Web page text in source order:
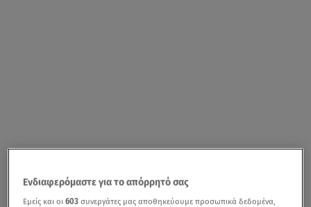
Ενδιαφερόμαστε για το απόρρητό σας
Εμείς και οι603 συνεργάτες μας αποθηκεύουμε προσωπικά δεδομένα,